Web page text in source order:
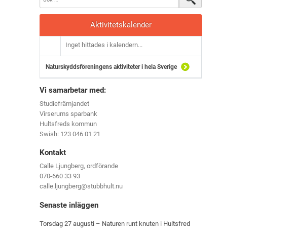
Aktivitetskalender
Inget hittades i kalendern...
Naturskyddsföreningens aktiviteter i hela Sverige
Vi samarbetar med:
Studiefrämjandet
Virserums sparbank
Hultsfreds kommun
Swish: 123 046 01 21
Kontakt
Calle Ljungberg, ordförande
070-660 33 93
calle.ljungberg@stubbhult.nu
Senaste inläggen
Torsdag 27 augusti – Naturen runt knuten i Hultsfred